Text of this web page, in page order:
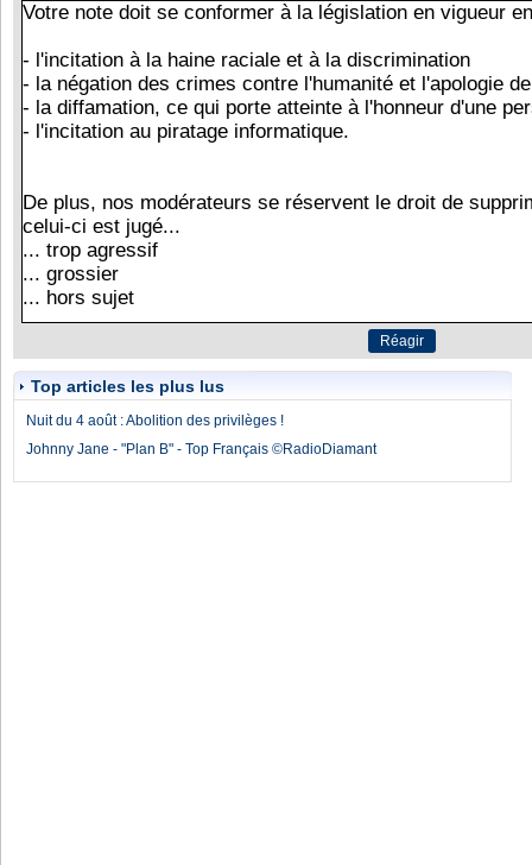
Top articles les plus lus
Nuit du 4 août : Abolition des privilèges !
Johnny Jane - "Plan B" - Top Français ©RadioDiamant